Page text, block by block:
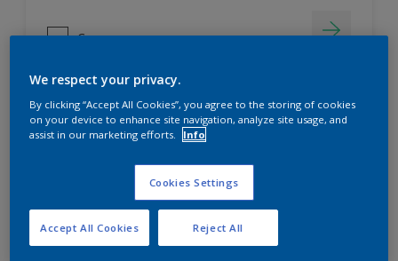
Compare
We respect your privacy.
By clicking “Accept All Cookies”, you agree to the storing of cookies
on your device to enhance site navigation, analyze site usage, and
assist in our marketing efforts.
Info
Cookies Settings
Reject All
Accept All Cookies